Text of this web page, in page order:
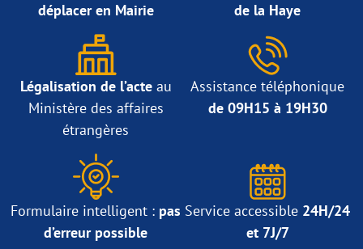
déplacer en Mairie
de la Haye
Légalisation de l’acteau
Ministère des affaires
étrangères
Assistance téléphonique
de 09H15 à 19H30
Formulaire intelligent : pas
d’erreur possible
Service accessible 24H/24
et 7J/7